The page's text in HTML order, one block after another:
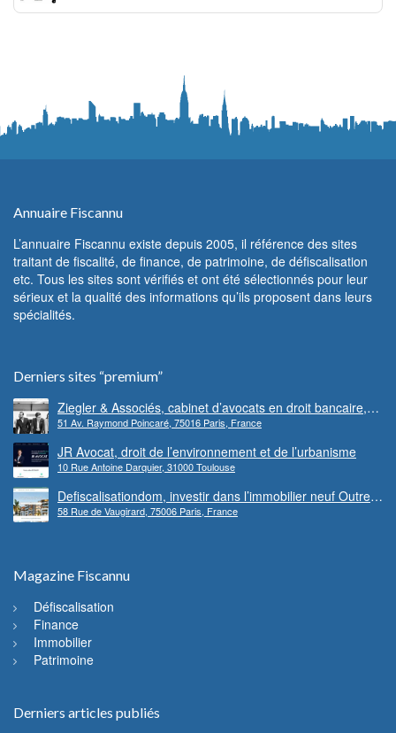
Annuaire Fiscannu
L’annuaire Fiscannu existe depuis 2005, il référence des sites
traitant de fiscalité, de finance, de patrimoine, de défiscalisation
etc. Tous les sites sont vérifiés et ont été sélectionnés pour leur
sérieux et la qualité des informations qu’ils proposent dans leurs
spécialités.
Derniers sites “premium”
Ziegler & Associés, cabinet d’avocats en droit bancaire,
cryptomonnaie et escroqueries financières
51 Av. Raymond Poincaré, 75016 Paris, France
JR Avocat, droit de l’environnement et de l’urbanisme
10 Rue Antoine Darquier, 31000 Toulouse
Defiscalisationdom, investir dans l’immobilier neuf Outre-
mer
58 Rue de Vaugirard, 75006 Paris, France
Magazine Fiscannu
Défiscalisation
Finance
Immobilier
Patrimoine
Derniers articles publiés